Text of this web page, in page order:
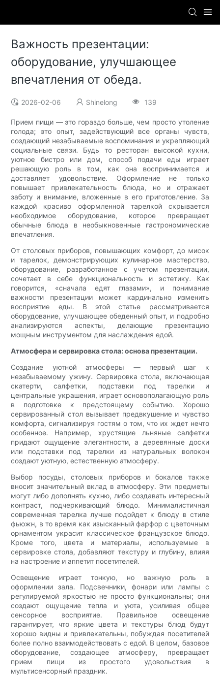
Важность презентации:
оборудование, улучшающее
впечатления от обеда.
2026-02-06 Shinelong 139
Прием пищи — это гораздо больше, чем просто утоление
голода; это опыт, задействующий все органы чувств,
создающий незабываемые воспоминания и укрепляющий
социальные связи. Будь то ресторан высокой кухни,
уютное бистро или дом, способ подачи еды играет
решающую роль в том, как она воспринимается и
доставляет удовольствие. Оформление не только
повышает привлекательность блюда, но и отражает
заботу и внимание, вложенные в его приготовление. За
каждой красиво оформленной тарелкой скрывается
необходимое оборудование, которое превращает
обычные блюда в необыкновенные гастрономические
впечатления.
От столовых приборов, повышающих комфорт, до мисок
и тарелок, демонстрирующих кулинарное мастерство,
оборудование, разработанное с учетом презентации,
сочетает в себе функциональность и эстетику. Как
говорится, «сначала едят глазами», и понимание
важности презентации может кардинально изменить
восприятие еды. В этой статье рассматривается
оборудование, улучшающее обеденный опыт, и подробно
анализируются аспекты, делающие презентацию
мощным инструментом для наслаждения едой.
Атмосфера и сервировка стола: основа презентации.
Создание уютной атмосферы — первый шаг к
незабываемому ужину. Сервировка стола, включающая
скатерти, салфетки, подставки под тарелки и
центральные украшения, играет основополагающую роль
в подготовке к предстоящему событию. Хорошо
сервированный стол вызывает предвкушение и чувство
комфорта, сигнализируя гостям о том, что их ждет нечто
особенное. Например, хрустящие льняные салфетки
придают ощущение элегантности, а деревянные доски
или подставки под тарелки из натуральных волокон
создают уютную, естественную атмосферу.
Выбор посуды, столовых приборов и бокалов также
вносит значительный вклад в атмосферу. Эти предметы
могут либо дополнять кухню, либо создавать интересный
контраст, подчеркивающий блюдо. Минималистичная
современная тарелка лучше подойдет к блюду в стиле
фьюжн, в то время как изысканный фарфор с цветочным
орнаментом украсит классическое французское блюдо.
Кроме того, цвета и материалы, используемые в
сервировке стола, добавляют текстуру и глубину, влияя
на настроение и аппетит посетителей.
Освещение играет тонкую, но важную роль в
оформлении зала. Подсвечники, фонари или лампы с
регулируемой яркостью не просто функциональны; они
создают ощущение тепла и уюта, усиливая общее
сенсорное восприятие. Правильное освещение
гарантирует, что яркие цвета и текстуры блюд будут
хорошо видны и привлекательны, побуждая посетителей
более полно взаимодействовать с едой. В целом, базовое
оборудование, создающее атмосферу, превращает
прием пищи из простого удовольствия в
мультисенсорный праздник.